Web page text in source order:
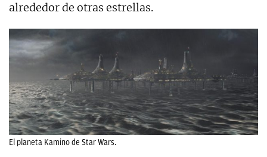
alrededor de otras estrellas.
El planeta Kamino de Star Wars.